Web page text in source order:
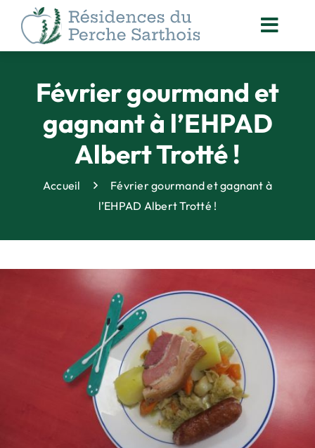
Passer
contenu
NOS
ACTUALITÉS
ORGANISATION
DES SOINS
ANIMATION
& VIE SOCIALE
& SÉCURITÉ
PARTENARIAT
& MÉCÉNAT
Février gourmand et
gagnant à l’EHPAD
Albert Trotté !
Accueil
Février gourmand et gagnant à
l’EHPAD Albert Trotté !